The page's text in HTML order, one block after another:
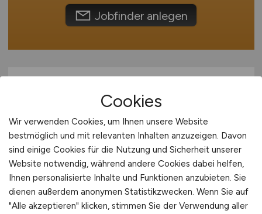
International
Jobfinder anlegen
Mobile:r Hausmeister:in(m/w/d)
STRABAG PROPERTY & FACILITY SERVICES
GMBH
Cookies
Wir verwenden Cookies, um Ihnen unsere Website
bestmöglich und mit relevanten Inhalten anzuzeigen. Davon
sind einige Cookies für die Nutzung und Sicherheit unserer
Website notwendig, während andere Cookies dabei helfen,
Ihnen personalisierte Inhalte und Funktionen anzubieten. Sie
dienen außerdem anonymen Statistikzwecken. Wenn Sie auf
"Alle akzeptieren" klicken, stimmen Sie der Verwendung aller